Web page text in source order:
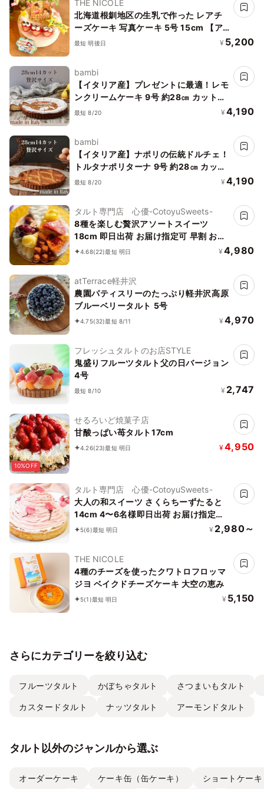
THE NICOLE
北海道根釧地区の生乳で作った レアチ
ーズケーキ 写真ケーキ 5号 15cm 【ア
イシング飾りなどオプション選択でオリ
最短 明後日 ¥ 5,200
bambi
【イタリア産】プレゼントに最適！レモ
ンクリームケーキ 9号 約28㎝ カット済
み
最短 8/20 ¥ 4,190
bambi
【イタリア産】ナポリの伝統ドルチェ！
トルタナポリターナ 9号 約28㎝ カット
済み
最短 8/20 ¥ 4,190
タルト専門店 心優-CotoyuSweets-
8種を楽しむ贅沢アソートスイーツ
18cm 即日出荷 お届け指定可 早割 お取
4.68(22)最短 明日 ¥ 4,980
atTerrace軽井沢
農園パティスリーのたっぷり軽井沢高原
ブルーベリータルト 5号
4.75(32)最短 8/11 ¥ 4,970
フレッシュタルトのお店STYLE
鬼盛りフルーツタルト父の日バージョン
4号
最短 8/10 ¥ 2,747
10%OFF
せるろいど焼菓子店
甘酸っぱい苺タルト17cm
4.26(23)最短 明日 ¥4,950
タルト専門店 心優-CotoyuSweets-
大人の和スイーツ さくらちーずたると
14cm 4〜6名様即日出荷 お届け指定可
5(6)最短 明日 ¥ 2,980～
THE NICOLE
4種のチーズを使ったクワトロフロッマ
ジヨ ベイクドチーズケーキ 大空の恵み
5(1)最短 明日 ¥ 5,150
さらにカテゴリーを絞り込む
フルーツタルト かぼちゃタルト さつまいもタルト
カスタードタルト ナッツタルト アーモンドタルト
タルト以外のジャンルから選ぶ
オーダーケーキ ケーキ缶（缶ケーキ） ショートケー